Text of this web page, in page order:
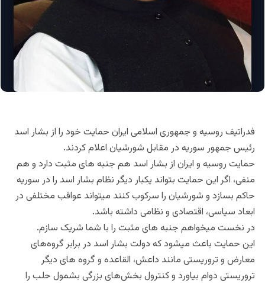
فدراتیف روسیه و جمهوری اسلامی ایران حمایت خود را از بشار اسد
رئیس جمهور سوریه در مقابل شورشیان اعلام کردند.
حمایت روسیه و ایران از بشار اسد هم جنبه های مثبت دارد و هم
منفی، اگر این حمایت بتواند یکبار دیگر نظام بشار اسد را در سوریه
حاکم بسازد و شورشیان را سرکوب کنند میتواند عواقب مختلفی در
ابعاد سیاسی، اقتصادی و نظامی داشته باشد.
در نخست میخواهم جنبه های مثبت را با شما شریک سازم.
این حمایت باعث میشود که دولت بشار اسد در برابر گروه‌های
معارض و تروریستی مانند داعش، القاعده و گروه های دیگر
تروریستی دوام بیاورد و کنترول بخش‌های بزرگی بشمول حلب را